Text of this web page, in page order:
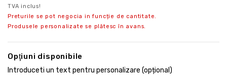
TVA inclus!
Preturile se pot negocia in funcție de cantitate.
Produsele personalizate se plătesc în avans.
Opţiuni disponibile
Introduceti un text pentru personalizare (opțional)